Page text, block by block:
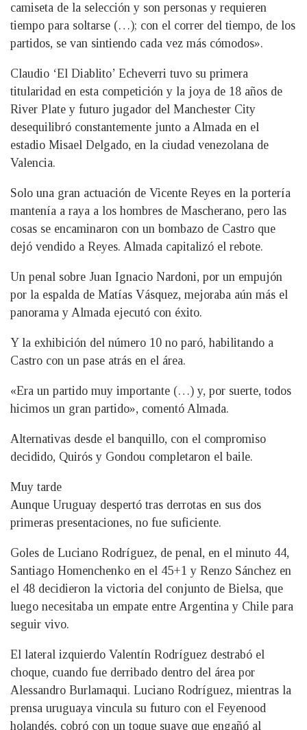
camiseta de la selección y son personas y requieren
tiempo para soltarse (…); con el correr del tiempo, de los
partidos, se van sintiendo cada vez más cómodos».
Claudio ‘El Diablito’ Echeverri tuvo su primera
titularidad en esta competición y la joya de 18 años de
River Plate y futuro jugador del Manchester City
desequilibró constantemente junto a Almada en el
estadio Misael Delgado, en la ciudad venezolana de
Valencia.
Solo una gran actuación de Vicente Reyes en la portería
mantenía a raya a los hombres de Mascherano, pero las
cosas se encaminaron con un bombazo de Castro que
dejó vendido a Reyes. Almada capitalizó el rebote.
Un penal sobre Juan Ignacio Nardoni, por un empujón
por la espalda de Matías Vásquez, mejoraba aún más el
panorama y Almada ejecutó con éxito.
Y la exhibición del número 10 no paró, habilitando a
Castro con un pase atrás en el área.
«Era un partido muy importante (…) y, por suerte, todos
hicimos un gran partido», comentó Almada.
Alternativas desde el banquillo, con el compromiso
decidido, Quirós y Gondou completaron el baile.
Muy tarde
Aunque Uruguay despertó tras derrotas en sus dos
primeras presentaciones, no fue suficiente.
Goles de Luciano Rodríguez, de penal, en el minuto 44,
Santiago Homenchenko en el 45+1 y Renzo Sánchez en
el 48 decidieron la victoria del conjunto de Bielsa, que
luego necesitaba un empate entre Argentina y Chile para
seguir vivo.
El lateral izquierdo Valentín Rodríguez destrabó el
choque, cuando fue derribado dentro del área por
Alessandro Burlamaqui. Luciano Rodríguez, mientras la
prensa uruguaya vincula su futuro con el Feyenood
holandés, cobró con un toque suave que engañó al